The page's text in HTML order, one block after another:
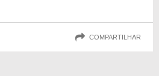
COMPARTILHAR